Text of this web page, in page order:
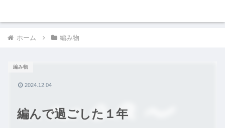
ホーム 編み物
編んで過ごした１年
編み物
2024.12.04